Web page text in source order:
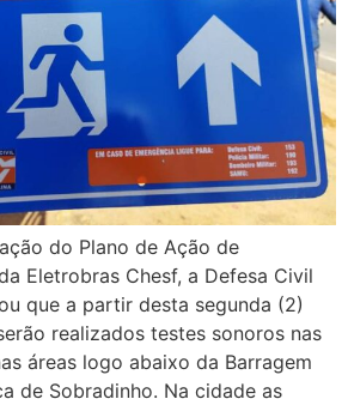
do Plano de Ação de
Eletrobras Chesf, a Defesa Civil
que a partir desta segunda (2)
realizados testes sonoros nas
áreas logo abaixo da Barragem
de Sobradinho. Na cidade as